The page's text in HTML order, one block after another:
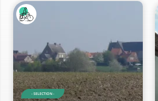
- SELECTION -